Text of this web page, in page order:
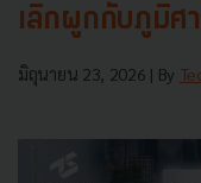
เลิกผูกกับภูมิศ
มิถุนายน 23, 2026 | By